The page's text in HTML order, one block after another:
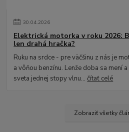
30.04.2026
Elektrická motorka v roku 2026:
len drahá hračka?
Ruku na srdce - pre väčšinu z nás je
a vôňou benzínu. Lenže doba sa mení
sveta jednej stopy vlnu...čítať celé
Zobraziť všetky